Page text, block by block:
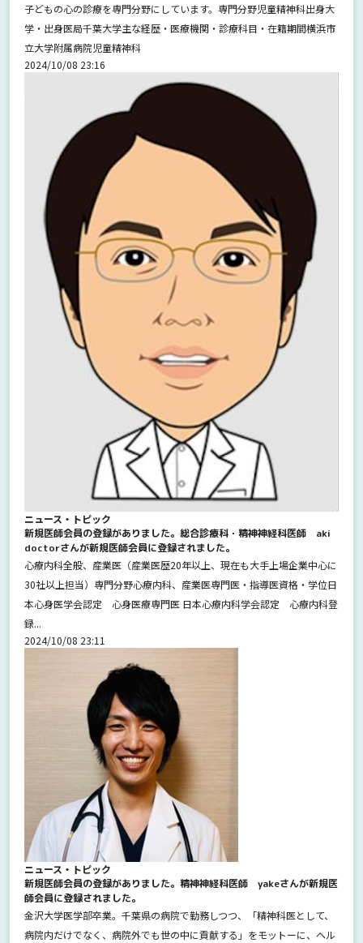
子どもの心の診療を専門分野にしています。専門分野児童精神科出身大
学・出身医局千葉大学主な経歴・医療機関・診療科目・在籍期間横浜市
立大学附属病院児童精神科
2024/10/08 23:16
ニュース・トピック
新規医師会員の登録がありました。総合診療科・精神神経科医師 aki
doctorさんが新規医師会員に登録されました。
心療内科全般、産業医（産業医歴20年以上、現在も大手上場企業中心に
30社以上担当）専門分野心療内科、産業医専門医・指導医資格・学位日
本心身医学会認定 心身医療専門医 日本心療内科学会認定 心療内科登
録...
2024/10/08 23:11
ニュース・トピック
新規医師会員の登録がありました。精神神経科医師 yakeさんが新規医
師会員に登録されました。
金沢大学医学部卒業。千葉県の病院で勤務しつつ、「精神科医として、
病院内だけでなく、病院外でも世の中に貢献する」をモットーに、ヘル